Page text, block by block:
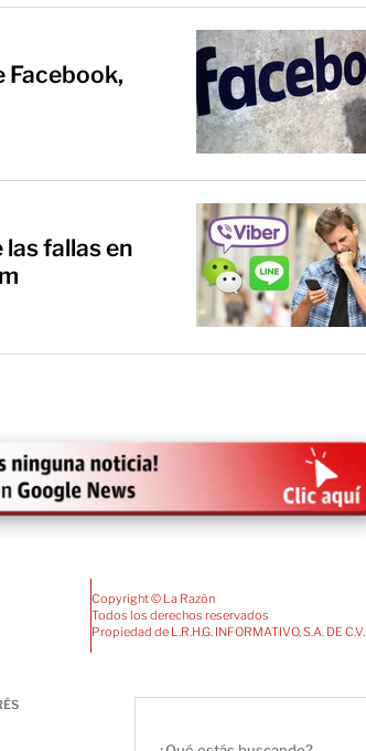
Facebook,
fallas en
Copyright © La Razón
Todos los derechos reservados
Propiedad de L.R.H.G. INFORMATIVO, S.A. DE C.V.